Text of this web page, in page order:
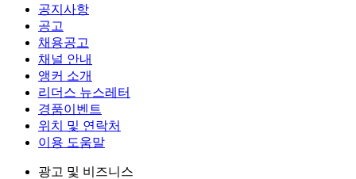
공지사항
공고
채용공고
채널 안내
앵커 소개
리더스 뉴스레터
경품이벤트
위치 및 연락처
이용 도움말
광고 및 비즈니스